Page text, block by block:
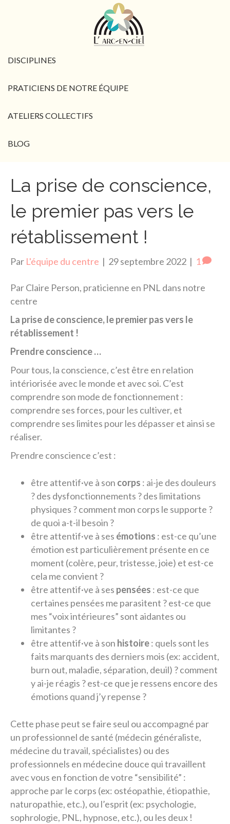
DISCIPLINES
PRATICIENS DE NOTRE ÉQUIPE
ATELIERS COLLECTIFS
BLOG
La prise de conscience,
le premier pas vers le
rétablissement !
Par L'équipe du centre | 29 septembre 2022 | 1
Par Claire Person, praticienne en PNL dans notre
centre
La prise de conscience, le premier pas vers le
rétablissement !
Prendre conscience …
Pour tous, la conscience, c’est être en relation
intériorisée avec le monde et avec soi. C’est
comprendre son mode de fonctionnement :
comprendre ses forces, pour les cultiver, et
comprendre ses limites pour les dépasser et ainsi se
réaliser.
Prendre conscience c’est :
être attentif·ve à son corps : ai-je des douleurs
? des dysfonctionnements ? des limitations
physiques ? comment mon corps le supporte ?
de quoi a-t-il besoin ?
être attentif·ve à ses émotions : est-ce qu’une
émotion est particulièrement présente en ce
moment (colère, peur, tristesse, joie) et est-ce
cela me convient ?
être attentif·ve à ses pensées : est-ce que
certaines pensées me parasitent ? est-ce que
mes “voix intérieures” sont aidantes ou
limitantes ?
être attentif·ve à son histoire: quels sont les
faits marquants des derniers mois (ex: accident,
burn out, maladie, séparation, deuil) ? comment
y ai-je réagis ? est-ce que je ressens encore des
émotions quand j’y repense ?
Cette phase peut se faire seul ou accompagné par
un professionnel de santé (médecin généraliste,
médecine du travail, spécialistes) ou des
professionnels en médecine douce qui travaillent
avec vous en fonction de votre “sensibilité” :
approche par le corps (ex: ostéopathie, étiopathie,
naturopathie, etc.), ou l’esprit (ex: psychologie,
sophrologie, PNL, hypnose, etc.), ou les deux !